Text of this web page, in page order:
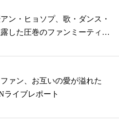
ン・ヒョソプ、歌・ダンス・
した圧巻のファンミーティン
ァン、お互いの愛が溢れた
ライブレポート